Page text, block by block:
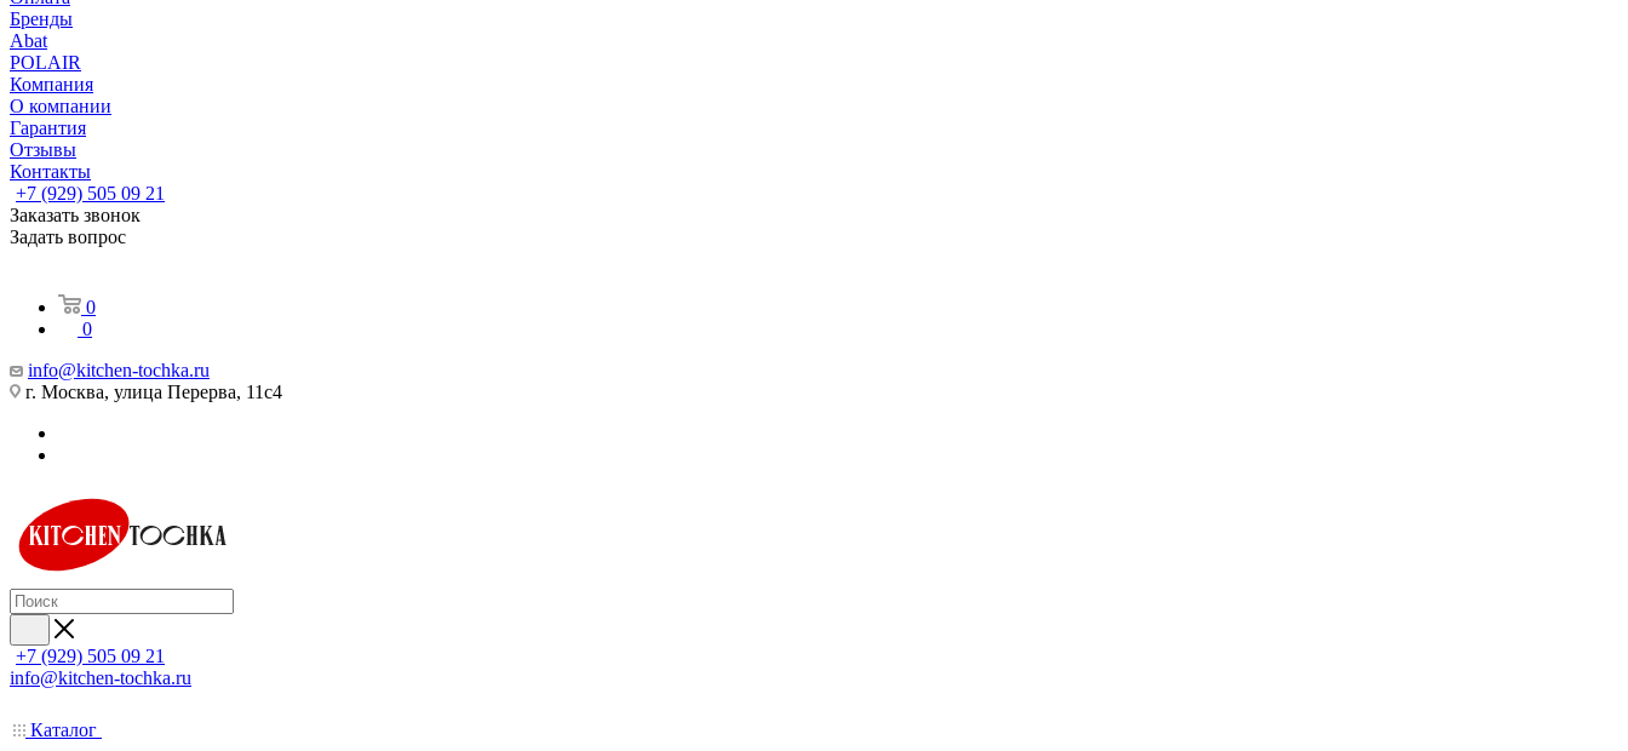
Бренды
Abat
POLAIR
Компания
О компании
Гарантия
Отзывы
Контакты
+7 (929) 505 09 21
Заказать звонок
Задать вопрос
0
0
info@kitchen-tochka.ru
г. Москва, улица Перерва, 11с4
+7 (929) 505 09 21
info@kitchen-tochka.ru
Каталог